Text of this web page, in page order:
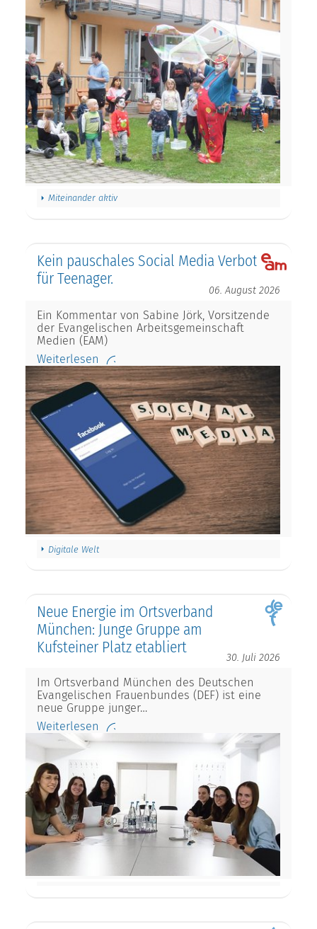
Miteinander aktiv
Kein pauschales Social Media Verbot
für Teenager.
06. August 2026
Ein Kommentar von Sabine Jörk, Vorsitzende
der Evangelischen Arbeitsgemeinschaft
Medien (EAM)
Weiterlesen
Digitale Welt
Neue Energie im Ortsverband
München: Junge Gruppe am
Kufsteiner Platz etabliert
30. Juli 2026
Im Ortsverband München des Deutschen
Evangelischen Frauenbundes (DEF) ist eine
neue Gruppe junger…
Weiterlesen